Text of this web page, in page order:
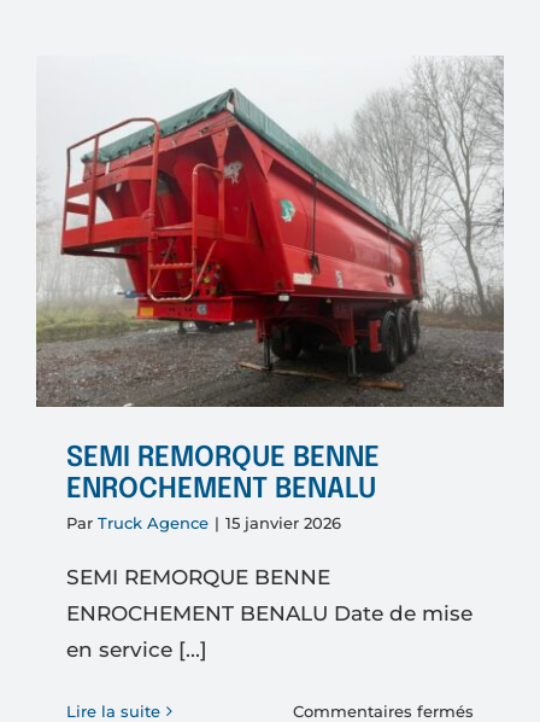
Benalu
60
m
2
SEMI REMORQUE BENNE
ENROCHEMENT BENALU
Par Truck Agence | 15 janvier 2026
SEMI REMORQUE BENNE
ENROCHEMENT BENALU Date de mise
en service [...]
Lire la suite Commentaires fermés